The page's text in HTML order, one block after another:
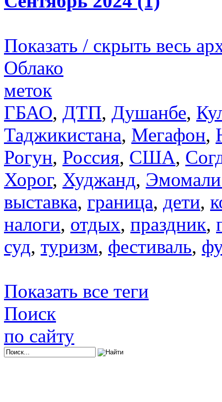
Показать / скрыть весь
Облако
меток
ГБАО, ДТП, Душанбе,
Таджикистана, Мегафон,
Рогун, Россия, США,
Хорог, Худжанд,
выставка, граница, дети,
налоги, отдых, праздник,
суд, туризм, фестиваль,
Показать все теги
Поиск
по сайту